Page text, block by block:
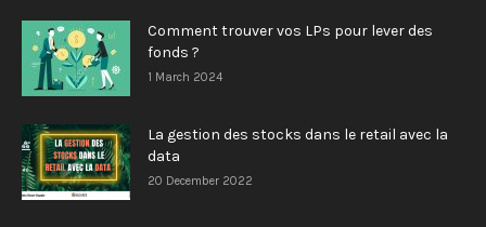
Comment trouver vos LPs pour lever des
fonds ?
1 March 2024
La gestion des stocks dans le retail avec la
data
20 December 2022